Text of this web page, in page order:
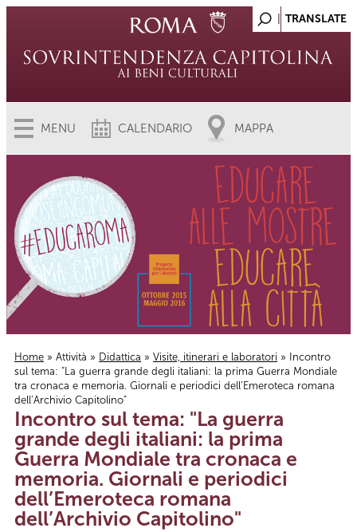
MENU CALENDARIO MAPPA
Tu sei qui
Home » Attività » Didattica » Visite, itinerari e laboratori » Incontro
sul tema: "La guerra grande degli italiani: la prima Guerra Mondiale
tra cronaca e memoria. Giornali e periodici dell’Emeroteca romana
dell’Archivio Capitolino"
Incontro sul tema: "La guerra
grande degli italiani: la prima
Guerra Mondiale tra cronaca e
memoria. Giornali e periodici
dell’Emeroteca romana
dell’Archivio Capitolino"